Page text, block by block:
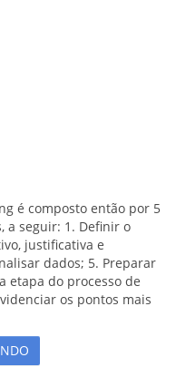
é composto então por 5
a seguir: 1. Definir o
justificativa e
dados; 5. Preparar
etapa do processo de
os pontos mais